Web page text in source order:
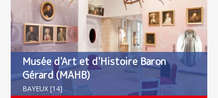
Musée d'Art et d'Histoire Baron
Gérard (MAHB)
BAYEUX [14]